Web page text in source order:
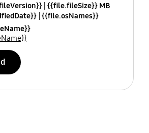
{{file.fileSize}} MB
{{file.osNames}}